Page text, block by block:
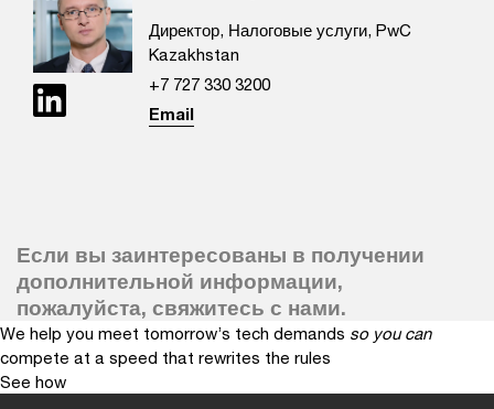
Директор, Налоговые услуги, PwC
Kazakhstan
+7 727 330 3200
Email
Если вы заинтересованы в получении
дополнительной информации,
пожалуйста, свяжитесь с нами.
We help you meet tomorrow’s tech demands so you can
compete at a speed that rewrites the rules
See how